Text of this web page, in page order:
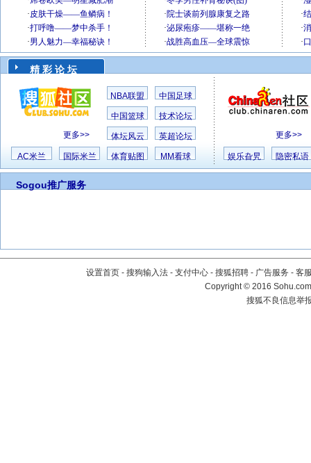
精 彩 论 坛
更多>>
NBA联盟 中国足球
中国篮球 技术论坛
体坛风云 英超论坛
AC米兰 国际米兰 体育贴图 MM看球
更多>>
娱乐旮旯 隐密私语
Sogou推广服务
设置首页 - 搜狗输入法 - 支付中心 - 搜狐招聘 - 广告服务 - 客
Copyright©2016
搜狐不良信息举